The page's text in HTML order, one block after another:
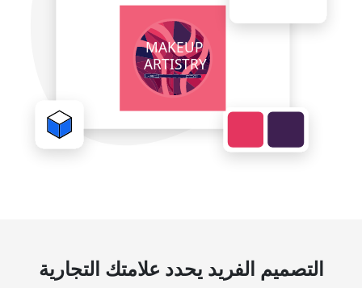
التصميم الفريد يحدد علامتك التجارية